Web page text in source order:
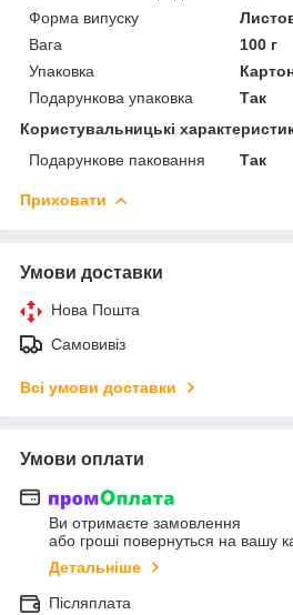
Форма випуску
Вага
100 г
Упаковка
Подарункова упаковка
Так
Користувальницькі
Подарункове паковання
Так
Приховати
Умови доставки
Нова Пошта
Самовивіз
Всі умови доставки
Умови оплати
Ви отримаєте замовлення
або гроші повернуться на вашу
Детальніше
Післяплата